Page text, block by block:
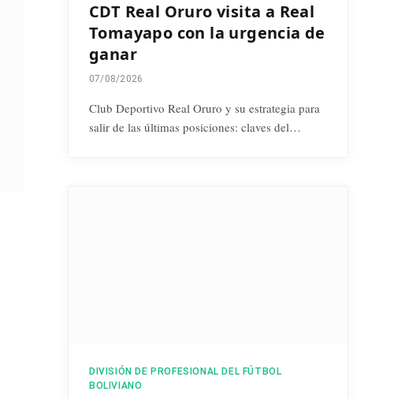
CDT Real Oruro visita a Real
Tomayapo con la urgencia de
ganar
07/08/2026
Club Deportivo Real Oruro y su estrategia para
salir de las últimas posiciones: claves del…
DIVISIÓN DE PROFESIONAL DEL FÚTBOL
BOLIVIANO